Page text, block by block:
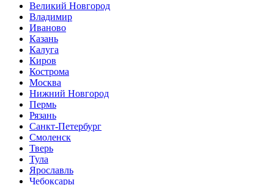
Великий Новгород
Владимир
Иваново
Казань
Калуга
Киров
Кострома
Москва
Нижний Новгород
Пермь
Рязань
Санкт-Петербург
Смоленск
Тверь
Тула
Ярославль
Чебоксары